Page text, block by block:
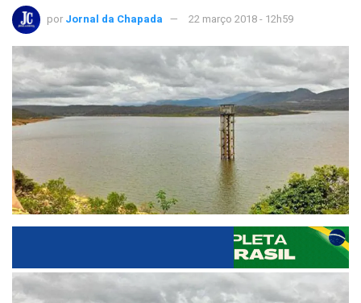
por Jornal da Chapada 22 março 2018 - 12h59